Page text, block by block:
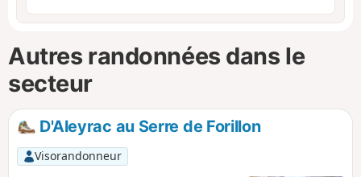
Autres randonnées dans le
secteur
D'Aleyrac au Serre de Forillon
Visorandonneur